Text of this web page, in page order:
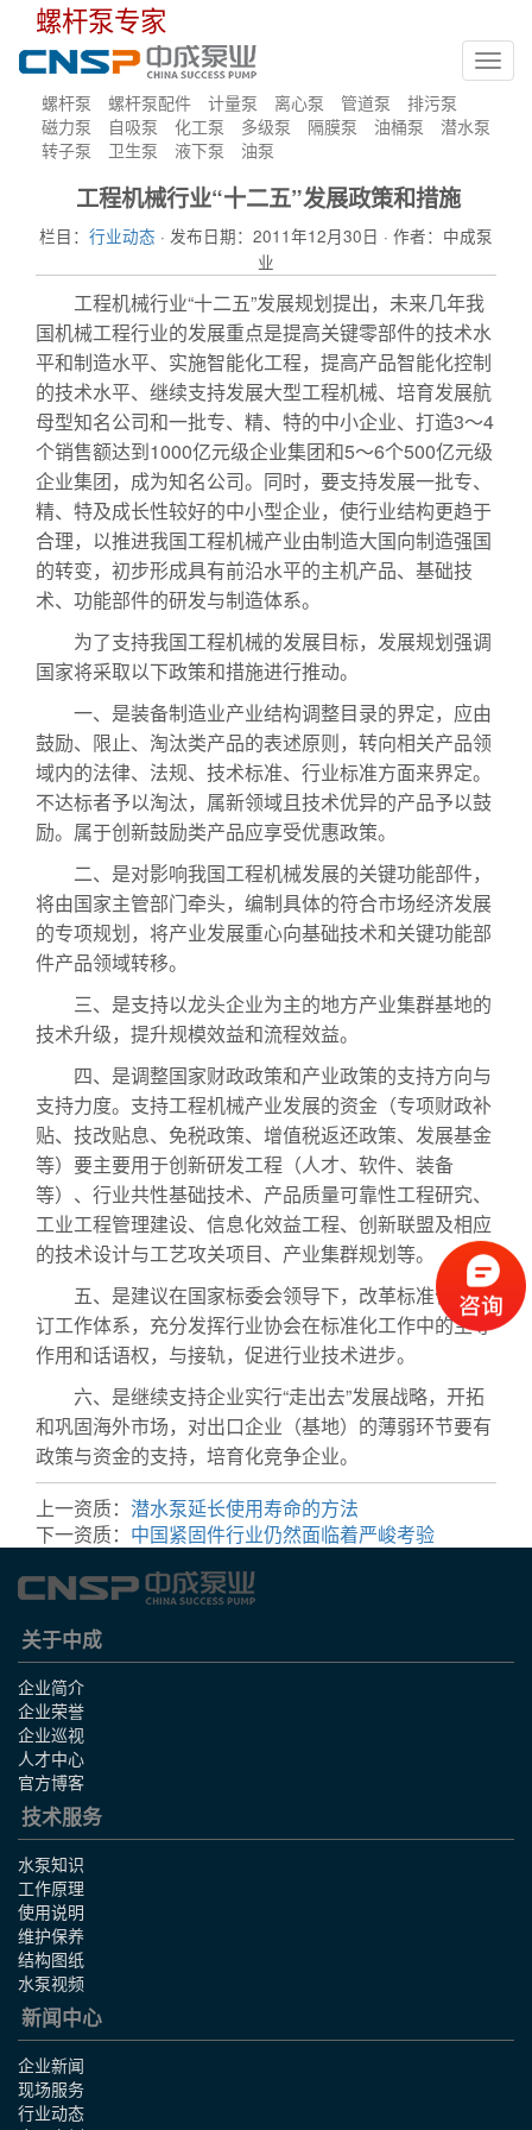
螺杆泵专家
螺杆泵 螺杆泵配件 计量泵 离心泵 管道泵
排污泵
磁力泵
自吸泵 化工泵 多级泵 隔膜泵 油桶泵
潜水泵
转子泵
卫生泵 液下泵 油泵
工程机械行业“十二五”发展政策和措施
栏目： 行业动态 · 发布日期：2011年12月30日 · 作者：中成泵
业
工程机械行业“十二五”发展规划提出，未来几年我
国机械工程行业的发展重点是提高关键零部件的技术水
平和制造水平、实施智能化工程，提高产品智能化控制
的技术水平、继续支持发展大型工程机械、培育发展航
母型知名公司和一批专、精、特的中小企业、打造3～4
个销售额达到1000亿元级企业集团和5～6个500亿元级
企业集团，成为知名公司。同时，要支持发展一批专、
精、特及成长性较好的中小型企业，使行业结构更趋于
合理，以推进我国工程机械产业由制造大国向制造强国
的转变，初步形成具有前沿水平的主机产品、基础技
术、功能部件的研发与制造体系。
为了支持我国工程机械的发展目标，发展规划强调
国家将采取以下政策和措施进行推动。
一、是装备制造业产业结构调整目录的界定，应由
鼓励、限止、淘汰类产品的表述原则，转向相关产品领
域内的法律、法规、技术标准、行业标准方面来界定。
不达标者予以淘汰，属新领域且技术优异的产品予以鼓
励。属于创新鼓励类产品应享受优惠政策。
二、是对影响我国工程机械发展的关键功能部件，
将由国家主管部门牵头，编制具体的符合市场经济发展
的专项规划，将产业发展重心向基础技术和关键功能部
件产品领域转移。
三、是支持以龙头企业为主的地方产业集群基地的
技术升级，提升规模效益和流程效益。
四、是调整国家财政政策和产业政策的支持方向与
支持力度。支持工程机械产业发展的资金（专项财政补
贴、技改贴息、免税政策、增值税返还政策、发展基金
等）要主要用于创新研发工程（人才、软件、装备
等）、行业共性基础技术、产品质量可靠性工程研究、
工业工程管理建设、信息化效益工程、创新联盟及相应
的技术设计与工艺攻关项目、产业集群规划等。
排污泵
五、是建议在国家标委会领导下，改革标准化制修
订工作体系，充分发挥行业协会在标准化工作中的主导
作用和话语权，与接轨，促进行业技术进步。
六、是继续支持企业实行“走出去”发展战略，开拓
和巩固海外市场，对出口企业（基地）的薄弱环节要有
政策与资金的支持，培育化竞争企业。
上一资质： 潜水泵延长使用寿命的方法
下一资质： 中国紧固件行业仍然面临着严峻考验
关于中成
企业简介
企业荣誉
企业巡视
人才中心
官方博客
技术服务
水泵知识
工作原理
使用说明
维护保养
结构图纸
水泵视频
新闻中心
企业新闻
现场服务
行业动态